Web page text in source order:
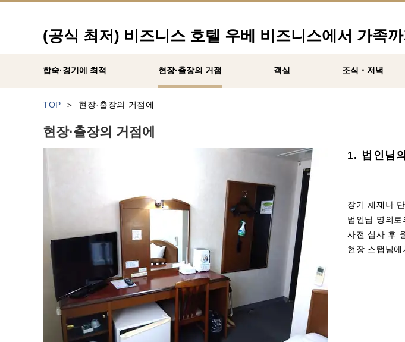
(공식 최저) 비즈니스 호텔 우베 비즈니스에서 가족
합숙·경기에 최적 현장·출장의 거점 객실 조식・저녁
TOP 현장·출장의 거점에
현장·출장의 거점에
1. 법인님
장기 체재나
법인님 명의
사전 심사 후
현장 스탭님